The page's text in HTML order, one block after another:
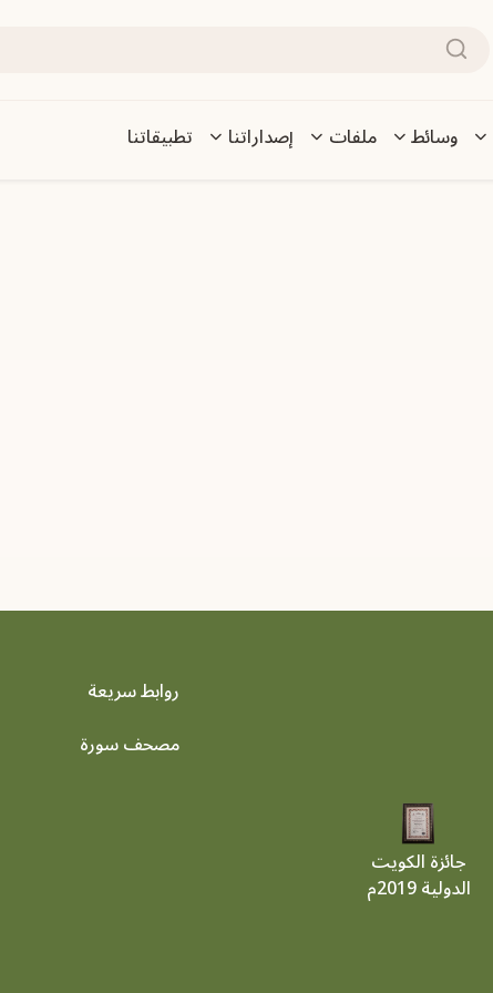
بحث
وسائط ملفات إصداراتنا تطبيقاتنا
جائزة الكويت
الدولية 2019م
روابط سريعة
footer menu
مصحف سورة